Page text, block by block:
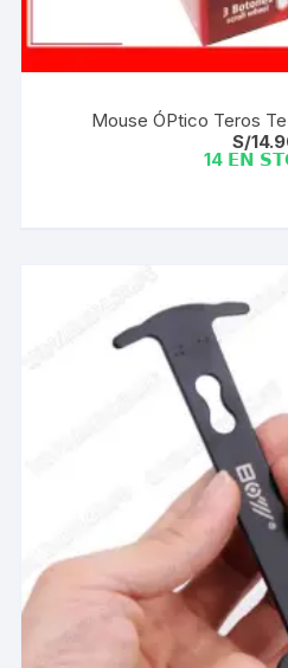
Mouse ÓPtico Teros
S/
14 𝗘𝗡